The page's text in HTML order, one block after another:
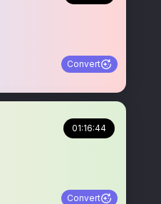
Convert
01:16:44
Convert